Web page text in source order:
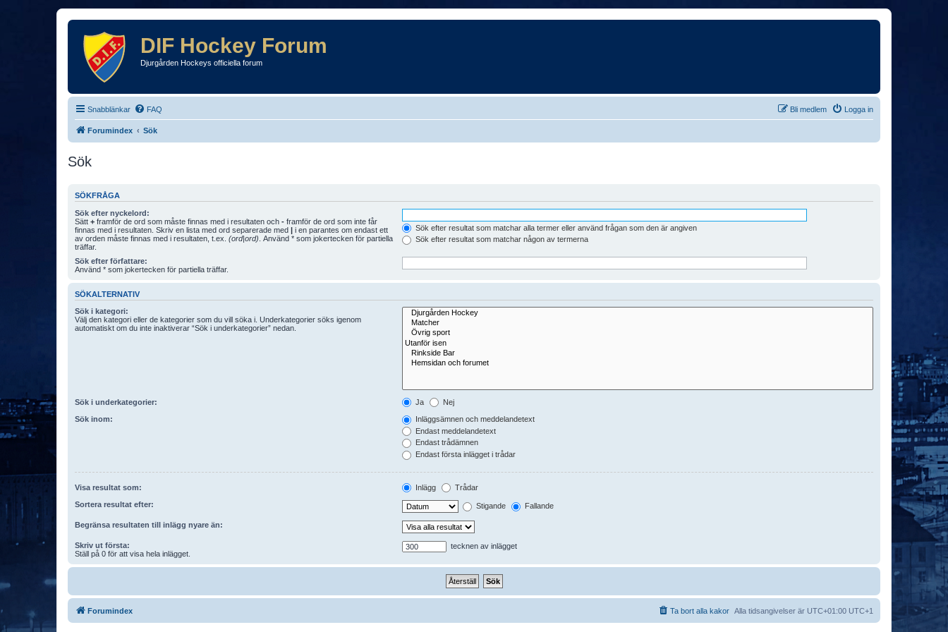
DIF Hockey Forum
Djurgården Hockeys officiella forum
Snabblänkar FAQ Logga in
Bli medlem
Forumindex Sök
Sök
SÖKFRÅGA
Sök efter nyckelord:
Sätt + framför de ord som måste finnas med i resultaten och - framför de ord som inte får
finnas med i resultaten. Skriv en lista med ord separerade med | i en parantes om endast ett
av orden måste finnas med i resultaten, t.ex. (ord|ord) . Använd * som jokertecken för partiella
träffar.
Sök efter resultat som matchar alla termer eller använd frågan som den är angiven
Sök efter resultat som matchar någon av termerna
Sök efter författare:
Använd * som jokertecken för partiella träffar.
SÖKALTERNATIV
Sök i kategori:
Välj den kategori eller de kategorier som du vill söka i. Underkategorier söks igenom
automatiskt om du inte inaktiverar “Sök i underkategorier” nedan.
Sök i underkategorier: Ja Nej
Sök inom:
Inläggsämnen och meddelandetext
Endast meddelandetext
Endast trådämnen
Endast första inlägget i trådar
Visa resultat som: Inlägg Trådar
Sortera resultat efter: Stigande Fallande
Begränsa resultaten till inlägg nyare än:
Skriv ut första:
Ställ på 0 för att visa hela inlägget.
tecknen av inlägget
Forumindex Alla tidsangivelser är UTC+01:00 UTC+1
Ta bort alla kakor